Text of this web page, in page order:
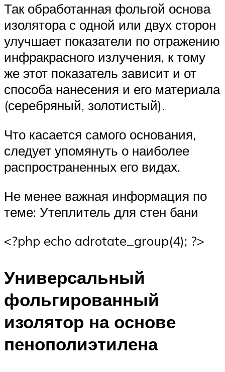
Так обработанная фольгой основа
изолятора с одной или двух сторон
улучшает показатели по отражению
инфракрасного излучения, к тому
же этот показатель зависит и от
способа нанесения и его материала
(серебряный, золотистый).
Что касается самого основания,
следует упомянуть о наиболее
распространенных его видах.
Не менее важная информация по
теме: Утеплитель для стен бани
<?php echo adrotate_group(4); ?>
Универсальный
фольгированный
изолятор на основе
пенополиэтилена